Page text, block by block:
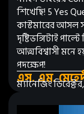
শিখেছি! 5 Yes
কাস্টমারের আসল
দৃষ্টিভঙ্গিটাই
আত্মবিশ্বাসী মনে
পদক্ষেপ!
এস. এম.
ম্যানেজিং